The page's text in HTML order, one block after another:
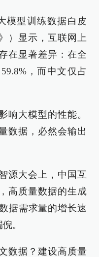
模型训练数据白皮
）显示，互联网上
在显著差异：在全
，而中文仅占
响大模型的性能。
数据，必然会输出
源大会上，中国互
高质量数据的生成
据需求量的增长速
。
数据？建设高质量